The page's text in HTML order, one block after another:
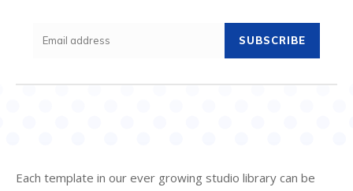
SUBSCRIBE
Each template in our ever growing studio library can be